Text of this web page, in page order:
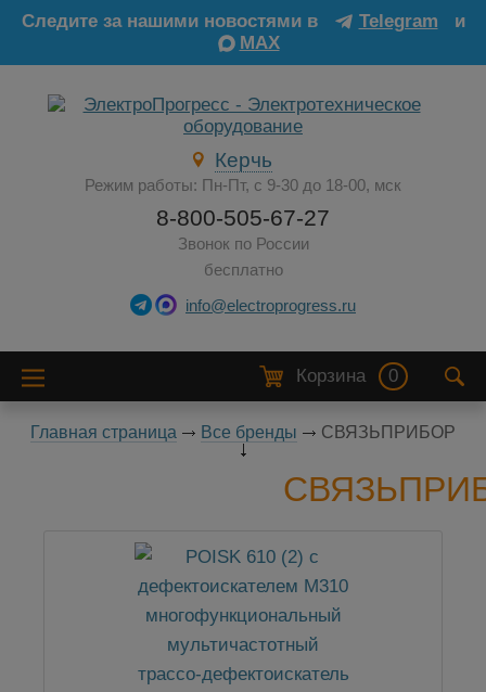
Следите за нашими новостями в Telegram
и
MAX
Керчь
Режим работы: Пн-Пт, с 9-30 до 18-00, мск
8-800-505-67-27
Звонок по России
бесплатно
info@electroprogress.ru
Корзина 0
Главная страница Все бренды СВЯЗЬПРИБОР